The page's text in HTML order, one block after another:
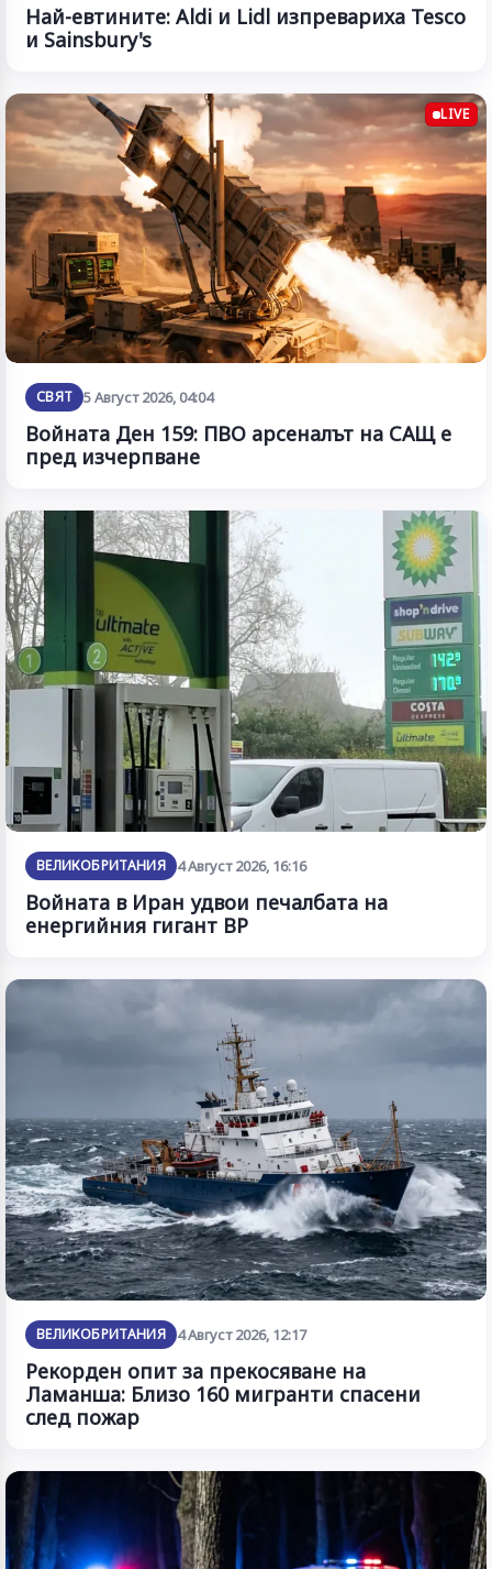
Най-евтините: Aldi и Lidl изпревариха Tesco
и Sainsbury's
LIVE
СВЯТ 5 Август 2026, 04:04
Войната Ден 159: ПВО арсеналът на САЩ е
пред изчерпване
ВЕЛИКОБРИТАНИЯ 4 Август 2026, 16:16
Войната в Иран удвои печалбата на
енергийния гигант BP
ВЕЛИКОБРИТАНИЯ 4 Август 2026, 12:17
Рекорден опит за прекосяване на
Ламанша: Близо 160 мигранти спасени
след пожар